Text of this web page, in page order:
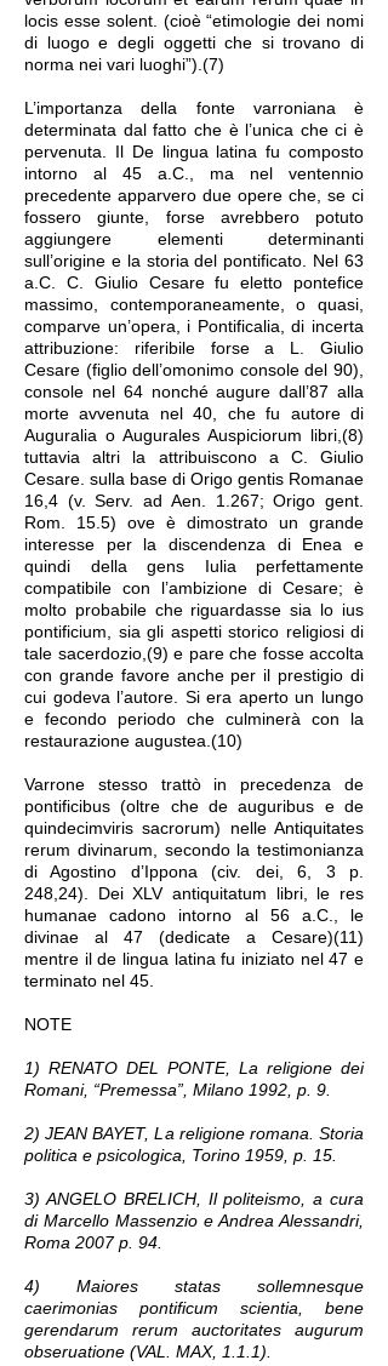
locis esse solent. (cioè “etimologie dei nomi
di luogo e degli oggetti che si trovano di
norma nei vari luoghi”).(7)
L’importanza della fonte varroniana è
determinata dal fatto che è l’unica che ci è
pervenuta. Il De lingua latina fu composto
intorno al 45 a.C., ma nel ventennio
precedente apparvero due opere che, se ci
fossero giunte, forse avrebbero potuto
aggiungere elementi determinanti
sull’origine e la storia del pontificato. Nel 63
a.C. C. Giulio Cesare fu eletto pontefice
massimo, contemporaneamente, o quasi,
comparve un’opera, i Pontificalia, di incerta
attribuzione: riferibile forse a L. Giulio
Cesare (figlio dell’omonimo console del 90),
console nel 64 nonché augure dall’87 alla
morte avvenuta nel 40, che fu autore di
Auguralia o Augurales Auspiciorum libri,(8)
tuttavia altri la attribuiscono a C. Giulio
Cesare. sulla base di Origo gentis Romanae
16,4 (v. Serv. ad Aen. 1.267; Origo gent.
Rom. 15.5) ove è dimostrato un grande
interesse per la discendenza di Enea e
quindi della gens Iulia perfettamente
compatibile con l’ambizione di Cesare; è
molto probabile che riguardasse sia lo ius
pontificium, sia gli aspetti storico religiosi di
tale sacerdozio,(9) e pare che fosse accolta
con grande favore anche per il prestigio di
cui godeva l’autore. Si era aperto un lungo
e fecondo periodo che culminerà con la
restaurazione augustea.(10)
Varrone stesso trattò in precedenza de
pontificibus (oltre che de auguribus e de
quindecimviris sacrorum) nelle Antiquitates
rerum divinarum, secondo la testimonianza
di Agostino d’Ippona (civ. dei, 6, 3 p.
248,24). Dei XLV antiquitatum libri, le res
humanae cadono intorno al 56 a.C., le
divinae al 47 (dedicate a Cesare)(11)
mentre il de lingua latina fu iniziato nel 47 e
terminato nel 45.
NOTE
1) RENATO DEL PONTE, La religione dei
Romani, “Premessa”, Milano 1992, p. 9.
2) JEAN BAYET, La religione romana. Storia
politica e psicologica, Torino 1959, p. 15.
3) ANGELO BRELICH, Il politeismo, a cura
di Marcello Massenzio e Andrea Alessandri,
Roma 2007 p. 94.
4) Maiores statas sollemnesque
caerimonias pontificum scientia, bene
gerendarum rerum auctoritates augurum
obseruatione (VAL. MAX, 1.1.1).